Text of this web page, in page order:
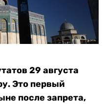
29 августа
Это первый
после запрета,